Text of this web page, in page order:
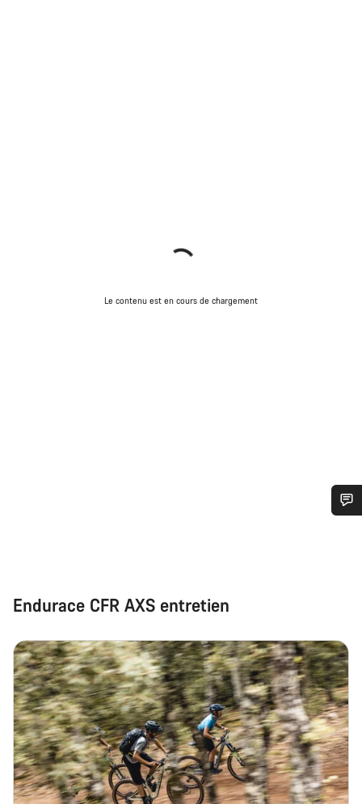
Le contenu est en cours de chargement
Endurace CFR AXS entretien
Démarrer le Chat
Fermer